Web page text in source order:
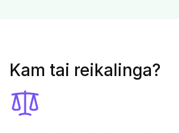
Kam tai reikalinga?